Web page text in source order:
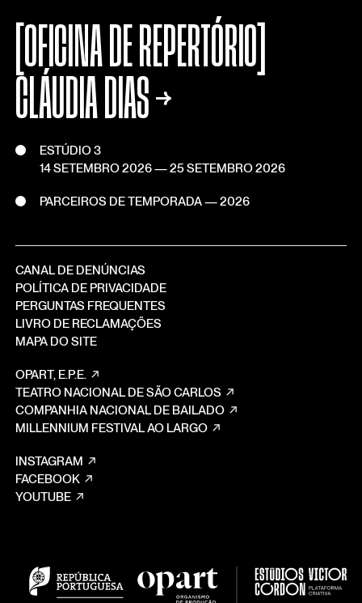
ESTÚDIO 3
14 SETEMBRO 2026—25 SETEMBRO 2026
PARCEIROS DE TEMPORADA — 2026
[OFICINA DE REPERTÓRIO]
CLÁUDIA DIAS →
CANAL DE DENÚNCIAS
POLÍTICA DE PRIVACIDADE
PERGUNTAS FREQUENTES
LIVRO DE RECLAMAÇÕES
MAPA DO SITE
OPART, E.P.E.
TEATRO NACIONAL DE SÃO CARLOS
COMPANHIA NACIONAL DE BAILADO
MILLENNIUM FESTIVAL AO LARGO
INSTAGRAM
FACEBOOK
YOUTUBE